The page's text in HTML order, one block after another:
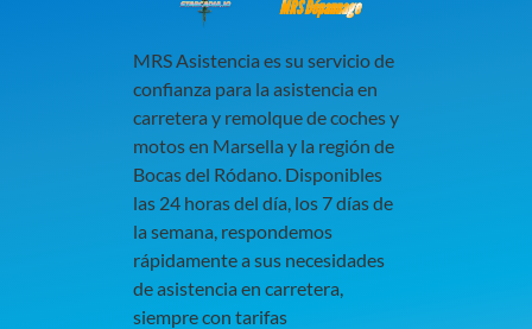
MRS Dépannage
MRS Asistencia es su servicio de
confianza para la asistencia en
carretera y remolque de coches y
motos en Marsella y la región de
Bocas del Ródano. Disponibles
las 24 horas del día, los 7 días de
la semana, respondemos
rápidamente a sus necesidades
de asistencia en carretera,
siempre con tarifas